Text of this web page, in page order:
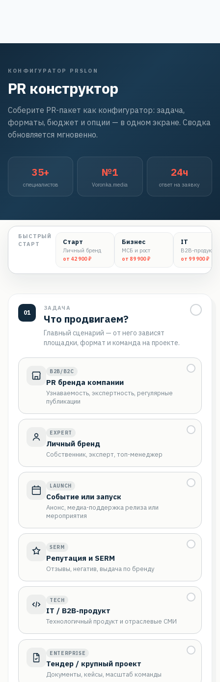
КОНФИГУРАТОР PRSLON
PR конструктор
Соберите PR-пакет как конфигуратор: задача,
форматы, бюджет и опции — в одном экране. Сводка
обновляется мгновенно.
35+
специалистов
№1
Voronka.media
24ч
ответ на заявку
БЫСТРЫЙ
СТАРТ
Старт
Личный бренд
от 42 900 ₽
Бизнес
МСБ и рост
от 89 900 ₽
IT
B2B-продукт
от 99 900 ₽
01
ЗАДАЧА
Что продвигаем?
Главный сценарий — от него зависят
площадки, формат и команда на проекте.
B2B/B2C
PR бренда компании
Узнаваемость, экспертность, регулярные
публикации
EXPERT
Личный бренд
Собственник, эксперт, топ-менеджер
LAUNCH
Событие или запуск
Анонс, медиа-поддержка релиза или
мероприятия
SERM
Репутация и SERM
Отзывы, негатив, выдача по бренду
TECH
IT / B2B-продукт
Технологичный продукт и отраслевые СМИ
ENTERPRISE
Тендер / крупный проект
Документы, кейсы, масштаб команды